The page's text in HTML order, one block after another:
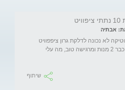
לא נכונה לדלקת גרון ציפפוויט
במקום מוקסיפן, קיבלה כבר 2 מנות ומרגישה טוב, מה עלי
שיתוף